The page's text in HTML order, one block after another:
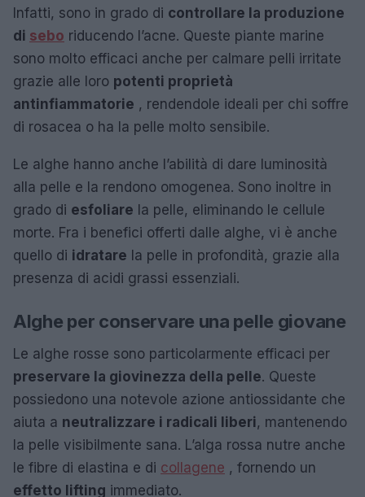
Infatti, sono in grado di controllare la produzione
di sebo riducendo l’acne. Queste piante marine
sono molto efficaci anche per calmare pelli irritate
grazie alle loro potenti proprietà
antinfiammatorie , rendendole ideali per chi soffre
di rosacea o ha la pelle molto sensibile.
Le alghe hanno anche l’abilità di dare luminosità
alla pelle e la rendono omogenea. Sono inoltre in
grado di esfoliare la pelle, eliminando le cellule
morte. Fra i benefici offerti dalle alghe, vi è anche
quello di idratare la pelle in profondità, grazie alla
presenza di acidi grassi essenziali.
Alghe per conservare una pelle giovane
Le alghe rosse sono particolarmente efficaci per
preservare la giovinezza della pelle. Queste
possiedono una notevole azione antiossidante che
aiuta a neutralizzare i radicali liberi, mantenendo
la pelle visibilmente sana. L’alga rossa nutre anche
le fibre di elastina e di collagene , fornendo un
effetto lifting immediato.